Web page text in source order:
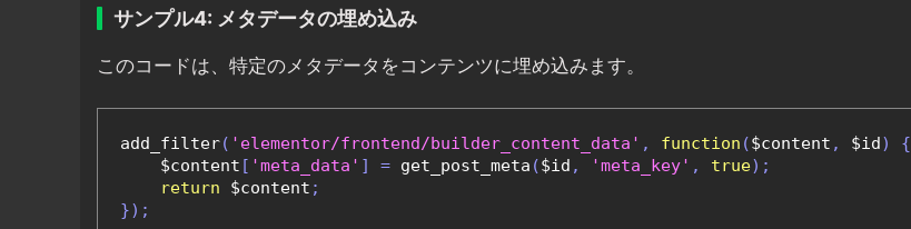
サンプル4: メタデータの埋め込み
このコードは、特定のメタデータをコンテンツに埋め込みます。
add_filter( 'elementor/frontend/builder_content_data' , function ($content , $id )
{
    $content
[ 'meta_data' ] = get_post_meta ($id , 'meta_key' , true);
return $content ;
});